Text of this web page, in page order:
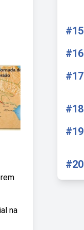
na
#15
#16
#17
#18
#19
#20